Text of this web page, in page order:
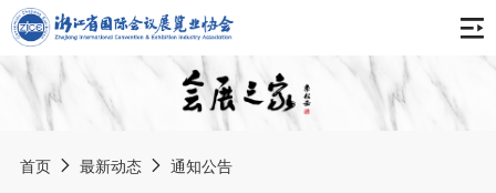
首页
关于协会
首页 最新动态 通知公告